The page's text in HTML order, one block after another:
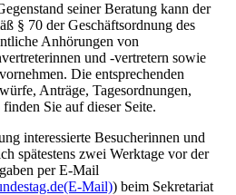
seiner Beratung kann der
§ 70 der Geschäftsordnung des
Anhörungen von
und -vertretern sowie
Die entsprechenden
Anträge, Tagesordnungen,
Sie auf dieser Seite.
interessierte Besucherinnen und
spätestens zwei Werktage vor der
per E-Mail
(E-Mail)) beim Sekretariat